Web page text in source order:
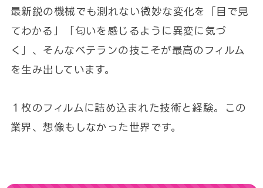
最新鋭の機械でも測れない微妙な変化を「目で見
てわかる」「匂いを感じるように異変に気づ
く」、そんなベテランの技こそが最高のフィルム
を生み出しています。
１枚のフィルムに詰め込まれた技術と経験。この
業界、想像もしなかった世界です。